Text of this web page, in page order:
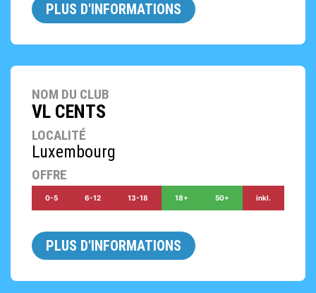
PLUS D'INFORMATIONS
NOM DU CLUB
VL CENTS
LOCALITÉ
Luxembourg
OFFRE
0-5 6-12 13-18 18+ 50+ inkl.
PLUS D'INFORMATIONS